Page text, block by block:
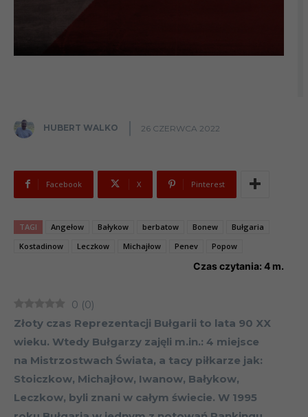
HUBERT WALKO 26 CZERWCA 2022
Facebook X Pinterest
TAGI Angełow Bałykow berbatow Bonew
Bułgaria
Kostadinow
Leczkow Michajłow Penev Popow
Czas czytania: 4 m.
0 (0)
Złoty czas Reprezentacji Bułgarii to lata 90 XX
wieku. Wtedy Bułgarzy zajęli m.in.: 4 miejsce
na Mistrzostwach Świata, a tacy piłkarze jak:
Stoiczkow, Michajłow, Iwanow, Bałykow,
Leczkow, byli znani w całym świecie. W 1995